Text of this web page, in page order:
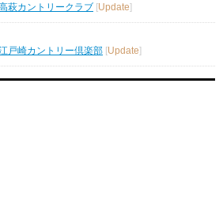
萩カントリークラブ [Update]
戸崎カントリー倶楽部 Update